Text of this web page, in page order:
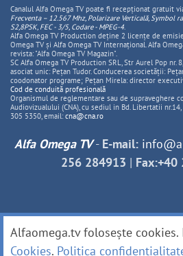
Canalul Alfa Omega TV poate fi recepționat gratuit
Frecventa – 12.567 Mhz, PolarizareVerticală, Symbol
S2,8PSK, FEC - 3/5, Codare - MPEG-4.
Alfa Omega TV Production deține 2 licențe de
Omega TV și Alfa Omega TV Internațional. Alfa
revista: "Alfa Omega TV Magazin".
SC Alfa Omega TV Production SRL, Str Aurel Pop nr.
asociat unic: Pețan Tudor. Conducerea societății:
coodonator programe; Pețan Mirela: director
Cod de conduită profesională
Organismul de reglementare sau de supraveghere
Audiovizualului (CNA), cu sediul in Bd. Libertatii
305 5350, email: cna@cna.ro
Alfa Omega TV- E-mail:
256 284913 |
Alfaomega.tv folosește
Cookies. Politica